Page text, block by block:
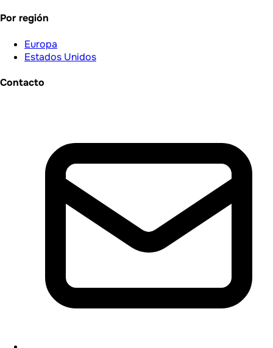
Por región
Europa
Estados Unidos
Contacto